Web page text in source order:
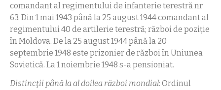
comandant al regimentului de infanterie terestră nr
63. Din 1 mai 1943 până la 25 august 1944 comandant al
regimentului 40 de artilerie terestră; război de poziţie
în Moldova. De la 25 august 1944 până la 20
septembrie 1948 este prizonier de război în Uniunea
Sovietică. La 1 noiembrie 1948 s-a pensioniat.
Distincţii până la al doilea război mondial: Ordinul